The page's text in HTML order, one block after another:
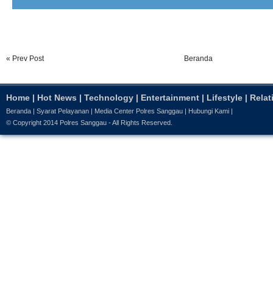
« Prev Post Beranda
Home | Hot News | Technology | Entertainment | Lifestyle |
Beranda Syarat Pelayanan Media Center Polres Sanggau Hubungi Kami
© Copyright 2014 Polres Sanggau - All Rights Reserved.